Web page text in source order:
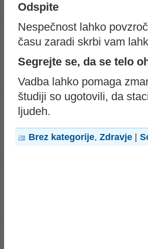
Odspite
Nespečnost lahko
času zaradi skrbi vam
Segrejte se, da se telo
Vadba lahko pomaga
študiji so ugotovili, da
ljudeh.
Brez kategorije, Zdravje